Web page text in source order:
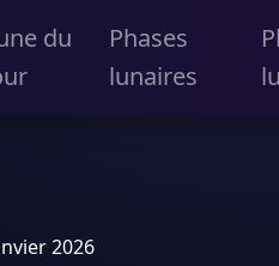
du
Phases
lunaires
2026